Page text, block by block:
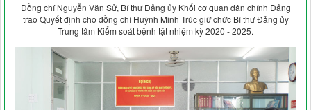
Đồng chí Nguyễn Văn Sử, Bí thư Đảng ủy Khối cơ quan dân chính Đảng
trao Quyết định cho đồng chí Huỳnh Minh Trúc giữ chức Bí thư Đảng ủy
Trung tâm Kiểm soát bệnh tật nhiệm kỳ 2020 - 2025.